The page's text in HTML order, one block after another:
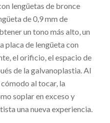
lengüetas de bronce
de 0,9 mm de
un tono más alto, un
placa de lengüeta con
el orificio, el espacio de
de la galvanoplastia. Al
al tocar, la
soplar en exceso y
una nueva experiencia.